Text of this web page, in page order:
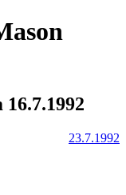
23.7.1992